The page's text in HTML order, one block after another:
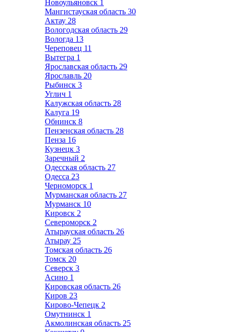
Новоульяновск 1
Мангистауская область 30
Актау 28
Вологодская область 29
Вологда 13
Череповец 11
Вытегра 1
Ярославская область 29
Ярославль 20
Рыбинск 3
Углич 1
Калужская область 28
Калуга 19
Обнинск 8
Пензенская область 28
Пенза 16
Кузнецк 3
Заречный 2
Одесская область 27
Одесса 23
Черноморск 1
Мурманская область 27
Мурманск 10
Кировск 2
Североморск 2
Атырауская область 26
Атырау 25
Томская область 26
Томск 20
Северск 3
Асино 1
Кировская область 26
Киров 23
Кирово-Чепецк 2
Омутнинск 1
Акмолинская область 25